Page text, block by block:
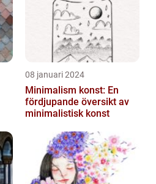
08 januari 2024
Minimalism konst: En
fördjupande översikt av
minimalistisk konst